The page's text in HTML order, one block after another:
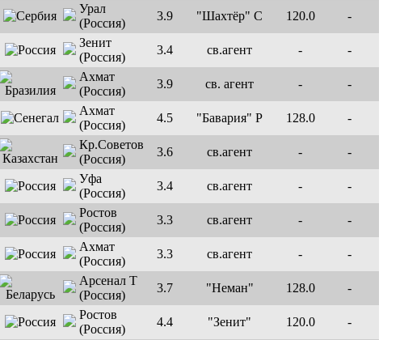
Урал
(Россия)
3.9 "Шахтёр" C 120.0 -
Зенит
(Россия)
3.4 св.агент - -
Ахмат
(Россия)
3.9 св. агент - -
Ахмат
(Россия)
4.5 "Бавария" Р 128.0 -
Кр.Советов
(Россия)
3.6 св.агент - -
Уфа
(Россия)
3.4 св.агент - -
Ростов
(Россия)
3.3 св.агент - -
Ахмат
(Россия)
3.3 св.агент - -
Арсенал Т
(Россия)
3.7 "Неман" 128.0 -
Ростов
(Россия)
4.4 "Зенит" 120.0 -